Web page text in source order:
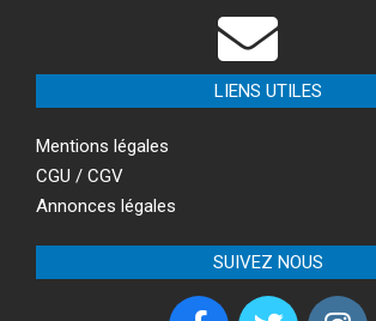
LIENS UTILES
Mentions légales
CGU / CGV
Annonces légales
SUIVEZ NOUS